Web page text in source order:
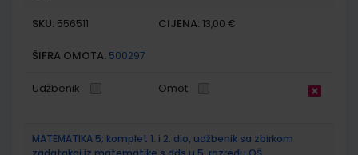
SKU: 556511 CIJENA: 13,00 €
ŠIFRA OMOTA: 500297
Udžbenik Omot
MATEMATIKA 5; komplet 1. i 2. dio, udžbenik sa zbirkom